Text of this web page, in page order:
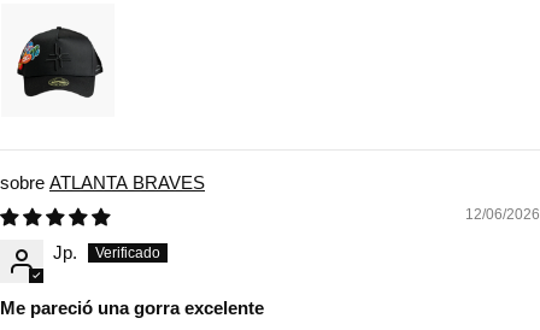
ATLANTA BRAVES
12/06/2026
Jp.
Me pareció una gorra excelente